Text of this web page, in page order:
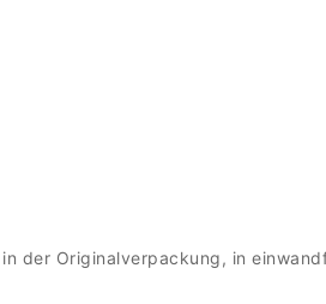
der Originalverpackung, in